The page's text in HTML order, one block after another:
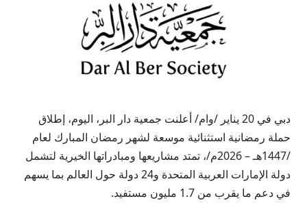
دبي في 20 يناير /وام/ أعلنت جمعية دار البر، اليوم، إطلاق
حملة رمضانية استثنائية موسعة لشهر رمضان المبارك لعام
/1447هـ – 2026م/، تمتد مشاريعها ومبادراتها الخيرية لتشمل
دولة الإمارات العربية المتحدة و24 دولة حول العالم بما يسهم
في دعم ما يقرب من 1.7 مليون مستفيد.